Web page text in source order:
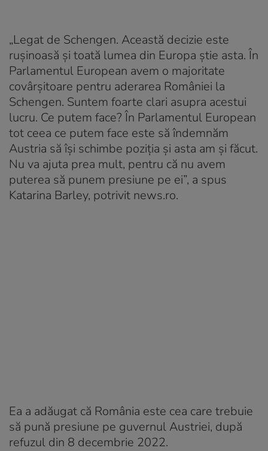
„Legat de Schengen. Această decizie este
ruşinoasă şi toată lumea din Europa ştie asta. În
Parlamentul European avem o majoritate
covârşitoare pentru aderarea României la
Schengen. Suntem foarte clari asupra acestui
lucru. Ce putem face? În Parlamentul European
tot ceea ce putem face este să îndemnăm
Austria să îşi schimbe poziţia şi asta am şi făcut.
Nu va ajuta prea mult, pentru că nu avem
puterea să punem presiune pe ei”, a spus
Katarina Barley, potrivit news.ro.
Ea a adăugat că România este cea care trebuie
să pună presiune pe guvernul Austriei, după
refuzul din 8 decembrie 2022.